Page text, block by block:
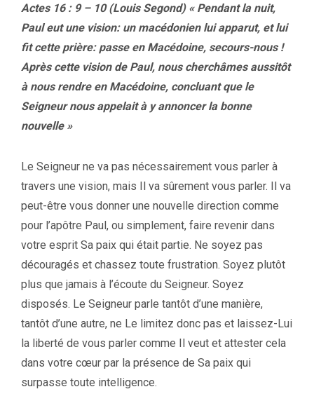
Actes 16 : 9 – 10 (Louis Segond) « Pendant la nuit,
Paul eut une vision: un macédonien lui apparut, et lui
fit cette prière: passe en Macédoine, secours-nous !
Après cette vision de Paul, nous cherchâmes aussitôt
à nous rendre en Macédoine, concluant que le
Seigneur nous appelait à y annoncer la bonne
nouvelle »
Le Seigneur ne va pas nécessairement vous parler à
travers une vision, mais Il va sûrement vous parler. Il va
peut-être vous donner une nouvelle direction comme
pour l’apôtre Paul, ou simplement, faire revenir dans
votre esprit Sa paix qui était partie. Ne soyez pas
découragés et chassez toute frustration. Soyez plutôt
plus que jamais à l’écoute du Seigneur. Soyez
disposés. Le Seigneur parle tantôt d’une manière,
tantôt d’une autre, ne Le limitez donc pas et laissez-Lui
la liberté de vous parler comme Il veut et attester cela
dans votre cœur par la présence de Sa paix qui
surpasse toute intelligence.